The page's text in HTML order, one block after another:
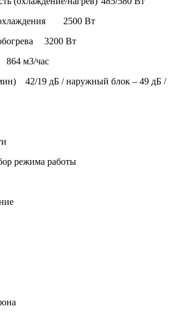
2500 Вт
3200 Вт
864 м3/час
42/19 дБ / наружный блок – 49 дБ /
режима работы